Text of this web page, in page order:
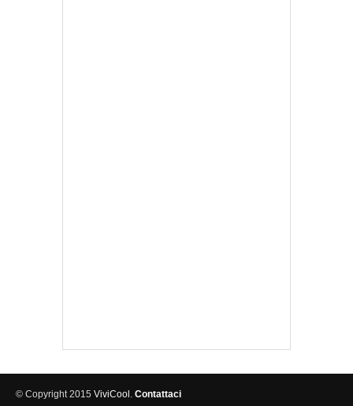
© Copyright 2015 ViviCool . Contattaci